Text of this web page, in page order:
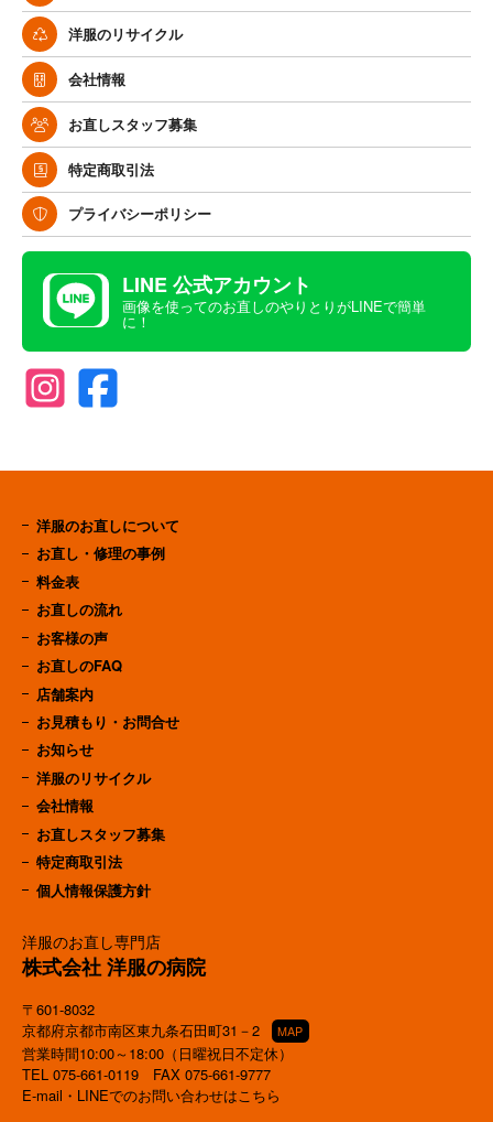
洋服のリサイクル
会社情報
お直しスタッフ募集
特定商取引法
プライバシーポリシー
LINE 公式アカウント
画像を使ってのお直しのやりとりがLINEで簡単
に！
洋服のお直し専門店
株式会社 洋服の病院
〒601-8032
京都府京都市南区東九条石田町31－2
MAP
営業時間10:00～18:00（日曜祝日不定休）
TEL 075-661-0119 FAX 075-661-9777
E-mail・LINEでのお問い合わせはこちら
洋服のお直しについて
お直し・修理の事例
料金表
お直しの流れ
お客様の声
お直しのFAQ
店舗案内
お見積もり・お問合せ
お知らせ
洋服のリサイクル
会社情報
お直しスタッフ募集
特定商取引法
個人情報保護方針